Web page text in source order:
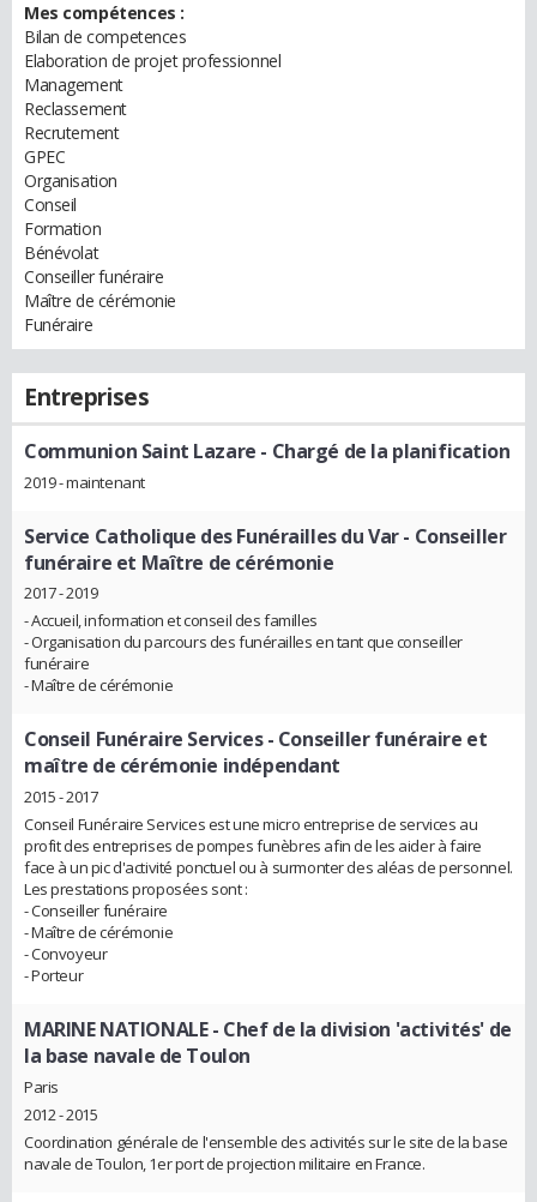
Mes compétences :
Bilan de competences
Elaboration de projet professionnel
Management
Reclassement
Recrutement
GPEC
Organisation
Conseil
Formation
Bénévolat
Conseiller funéraire
Maître de cérémonie
Funéraire
Entreprises
Communion Saint Lazare - Chargé de la planification
2019 - maintenant
Service Catholique des Funérailles du Var- Conseiller
funéraire et Maître de cérémonie
2017 - 2019
- Accueil, information et conseil des familles
- Organisation du parcours des funérailles en tant que conseiller
funéraire
- Maître de cérémonie
Conseil Funéraire Services- Conseiller funéraire et
maître de cérémonie indépendant
2015 - 2017
Conseil Funéraire Services est une micro entreprise de services au
profit des entreprises de pompes funèbres afin de les aider à faire
face à un pic d'activité ponctuel ou à surmonter des aléas de personnel.
Les prestations proposées sont :
- Conseiller funéraire
- Maître de cérémonie
- Convoyeur
- Porteur
MARINE NATIONALE- Chef de la division 'activités' de
la base navale de Toulon
Paris
2012 - 2015
Coordination générale de l'ensemble des activités sur le site de la base
navale de Toulon, 1er port de projection militaire en France.